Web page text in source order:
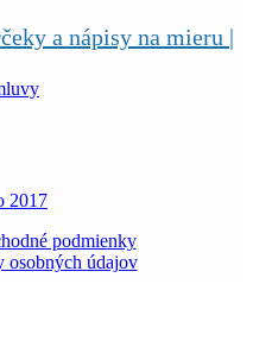
a nápisy na mieru |
2017
podmienky
osobných údajov